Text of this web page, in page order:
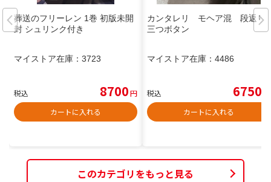
葬送のフリーレン 1巻 初版未開
封 シュリンク付き
マイストア在庫： 3723
税込 8700円
カートに入れる
カンタレリ モヘア混 段返り
三つボタン
マイストア在庫： 4486
税込 6750
カートに入れる
このカテゴリをもっと見る